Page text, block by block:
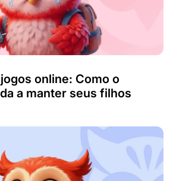
online: Como o
a manter seus filhos